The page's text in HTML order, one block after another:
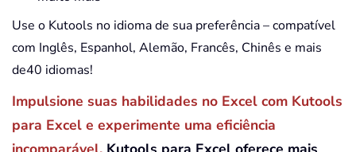
Use o Kutools no idioma de sua preferência – compatível
com Inglês, Espanhol, Alemão, Francês, Chinês e mais
de40 idiomas!
Impulsione suas habilidades no Excel com Kutools
para Excel e experimente uma eficiência